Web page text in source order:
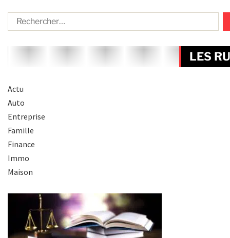
LES
Actu
Auto
Entreprise
Famille
Finance
Immo
Maison